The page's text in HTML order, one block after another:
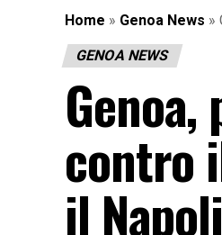
Home » Genoa News »
GENOA NEWS
contro
il